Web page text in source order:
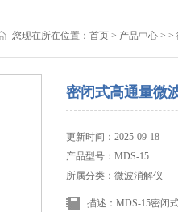
您现在所在位置： 首页 > 产品中心 > >
密闭式高通量微
更新时间：2025-09-18
产品型号：MDS-15
所属分类：微波消解仪
描述：MDS-15密闭